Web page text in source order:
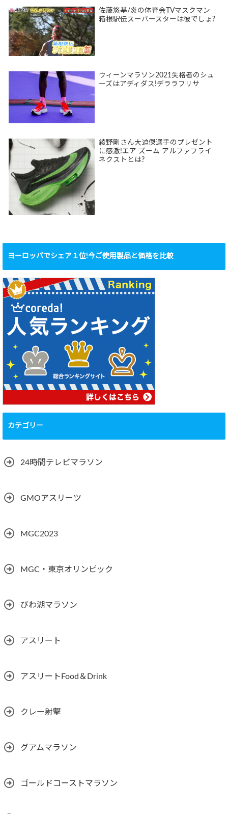
佐藤悠基/炎の体育会TVマスクマン
箱根駅伝スーパースターは彼でしょ?
ウィーンマラソン2021失格者のシュ
ーズはアディダス!デララフリサ
綾野剛さん大迫傑選手のプレゼント
に感激!エア ズーム アルファフライ
ネクストとは?
ヨーロッパでシェア１位!今ご使用製品と価格を比較
カテゴリー
24時間テレビマラソン
GMOアスリーツ
MGC2023
MGC・東京オリンピック
びわ湖マラソン
アスリート
アスリートFood＆Drink
クレー射撃
グアムマラソン
ゴールドコーストマラソン